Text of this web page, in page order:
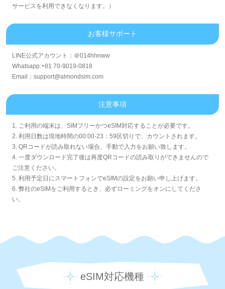
サービスを利用できなくなります。）
お客様サポート
LINE公式アカウント：＠014hhnww
Whatsapp:+81 70-9019-0818
Email：support@almondsim.com
注意事項
1. ご利用の端末は、SIMフリーかつeSIM対応することが必要です。
2. 利用日数は現地時間の00:00-23：59区切りで、カウントされます。
3. QRコードが読み取れない場合、手動で入力をお願い致します。
4. 一度ダウンロード完了後は再度QRコードの読み取りができませんので
ご注意ください。
5. 利用予定日にスマートフォンでeSIMの設定をお願い申し上げます。
6. 弊社のeSIMをご利用するとき、必ずローミングをオンにしてくださ
い。
eSIM対応機種